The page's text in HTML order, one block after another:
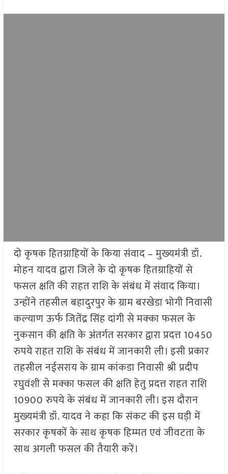
दो कृषक हितग्राहियों के किया संवाद – मुख्‍यमंत्री डॉ.
मोहन यादव द्वारा जिले के दो कृषक हितग्राहियों से
फसल क्षति की राहत राशि के संबंध में संवाद किया।
उन्होंने तहसील बहादुरपुर के ग्राम बरखेडा भोगी निवासी
कल्‍याण ऊर्फ जितेंद्र सिंह दांगी से मक्‍का फसल के
नुकसान की क्षति के अंतर्गत सरकार द्वारा प्रदत्त 10450
रुपये राहत राशि के संबंध में जानकारी ली। इसी प्रकार
तहसील नईसराय के ग्राम कांकडा निवासी श्री प्रदीप
रघुवंशी से मक्‍का फसल की क्षति हेतु प्रदत्त राहत राशि
10900 रुपये के संबंध में जानकारी ली। इस दौरान
मुख्‍यमंत्री डॉ. यादव ने कहा कि संकट की इस घड़ी में
सरकार कृषकों के साथ कृषक हिम्मत एवं जीवटता के
साथ अगली फसल की तैयारी करें।